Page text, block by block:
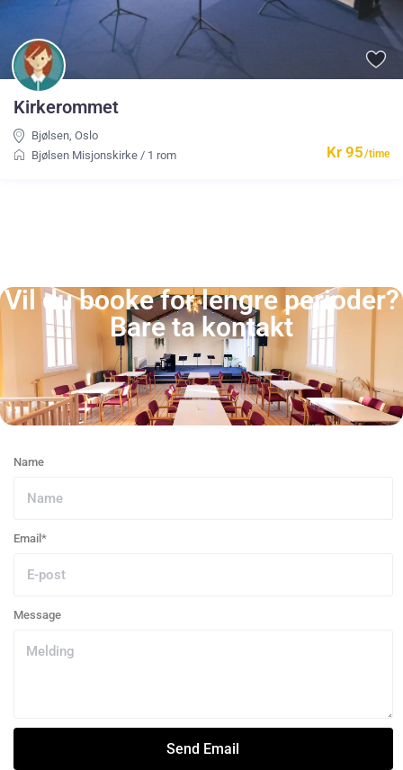
Kr 95/time
Kirkerommet
Bjølsen,Oslo
Bjølsen Misjonskirke / 1 rom
Vil du booke for lengre perioder?
Bare ta kontakt
Name
Email*
Message
Send Email